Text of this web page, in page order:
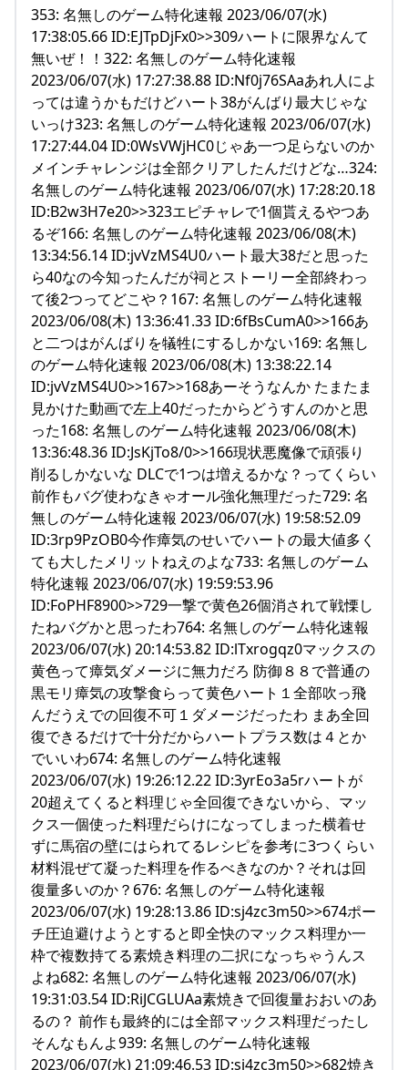
353: 名無しのゲーム特化速報 2023/06/07(水)
17:38:05.66 ID:EJTpDjFx0>>309ハートに限界なんて
無いぜ！！322: 名無しのゲーム特化速報
2023/06/07(水) 17:27:38.88 ID:Nf0j76SAaあれ人によ
っては違うかもだけどハート38がんばり最大じゃな
いっけ323: 名無しのゲーム特化速報 2023/06/07(水)
17:27:44.04 ID:0WsVWjHC0じゃあ一つ足らないのか
メインチャレンジは全部クリアしたんだけどな…324:
名無しのゲーム特化速報 2023/06/07(水) 17:28:20.18
ID:B2w3H7e20>>323エピチャレで1個貰えるやつあ
るぞ166: 名無しのゲーム特化速報 2023/06/08(木)
13:34:56.14 ID:jvVzMS4U0ハート最大38だと思った
ら40なの今知ったんだが祠とストーリー全部終わっ
て後2つってどこや？167: 名無しのゲーム特化速報
2023/06/08(木) 13:36:41.33 ID:6fBsCumA0>>166あ
と二つはがんばりを犠牲にするしかない169: 名無し
のゲーム特化速報 2023/06/08(木) 13:38:22.14
ID:jvVzMS4U0>>167>>168あーそうなんか たまたま
見かけた動画で左上40だったからどうすんのかと思
った168: 名無しのゲーム特化速報 2023/06/08(木)
13:36:48.36 ID:JsKjTo8/0>>166現状悪魔像で頑張り
削るしかないな DLCで1つは増えるかな？ってくらい
前作もバグ使わなきゃオール強化無理だった729: 名
無しのゲーム特化速報 2023/06/07(水) 19:58:52.09
ID:3rp9PzOB0今作瘴気のせいでハートの最大値多く
ても大したメリットねえのよな733: 名無しのゲーム
特化速報 2023/06/07(水) 19:59:53.96
ID:FoPHF8900>>729一撃で黄色26個消されて戦慄し
たねバグかと思ったわ764: 名無しのゲーム特化速報
2023/06/07(水) 20:14:53.82 ID:lTxrogqz0マックスの
黄色って瘴気ダメージに無力だろ 防御８８で普通の
黒モリ瘴気の攻撃食らって黄色ハート１全部吹っ飛
んだうえでの回復不可１ダメージだったわ まあ全回
復できるだけで十分だからハートプラス数は４とか
でいいわ674: 名無しのゲーム特化速報
2023/06/07(水) 19:26:12.22 ID:3yrEo3a5rハートが
20超えてくると料理じゃ全回復できないから、マッ
クス一個使った料理だらけになってしまった横着せ
ずに馬宿の壁にはられてるレシピを参考に3つくらい
材料混ぜて凝った料理を作るべきなのか？それは回
復量多いのか？676: 名無しのゲーム特化速報
2023/06/07(水) 19:28:13.86 ID:sj4zc3m50>>674ポー
チ圧迫避けようとすると即全快のマックス料理か一
枠で複数持てる素焼き料理の二択になっちゃうんス
よね682: 名無しのゲーム特化速報 2023/06/07(水)
19:31:03.54 ID:RiJCGLUAa素焼きで回復量おおいのあ
るの？ 前作も最終的には全部マックス料理だったし
そんなもんよ939: 名無しのゲーム特化速報
2023/06/07(水) 21:09:46.53 ID:sj4zc3m50>>682焼き